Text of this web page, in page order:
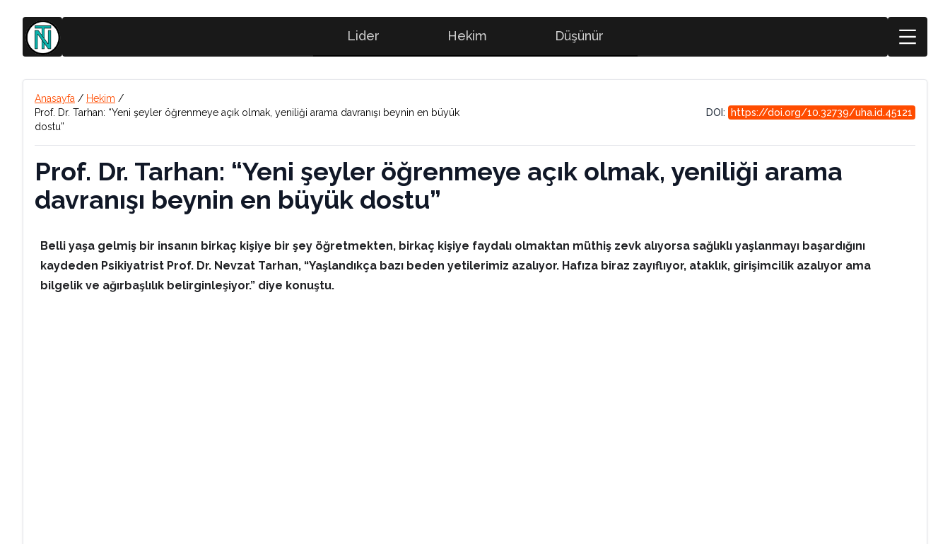
Lider Hekim Düşünür
Anasayfa / Hekim /
Prof. Dr. Tarhan: “Yeni şeyler öğrenmeye açık olmak, yeniliği arama davranışı beynin en büyük
dostu”
DOI: https://doi.org/10.32739/uha.id.45121
Prof. Dr. Tarhan: “Yeni şeyler öğrenmeye açık olmak, yeniliği arama
davranışı beynin en büyük dostu”
Belli yaşa gelmiş bir insanın birkaç kişiye bir şey öğretmekten, birkaç kişiye faydalı olmaktan müthiş zevk alıyorsa sağlıklı yaşlanmayı başardığını
kaydeden Psikiyatrist Prof. Dr. Nevzat Tarhan, “Yaşlandıkça bazı beden yetilerimiz azalıyor. Hafıza biraz zayıflıyor, ataklık, girişimcilik azalıyor ama
bilgelik ve ağırbaşlılık belirginleşiyor.” diye konuştu.